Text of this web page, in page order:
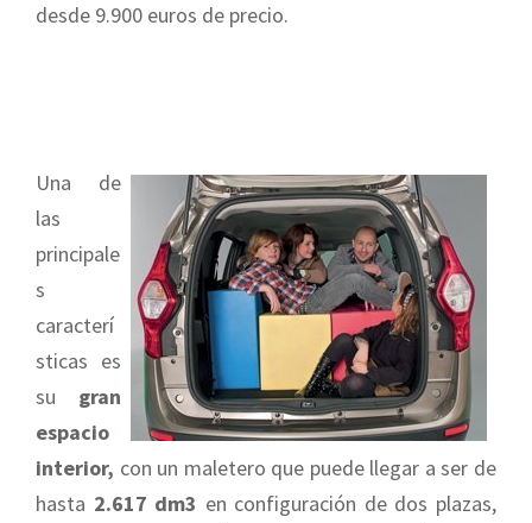
desde 9.900 euros de precio.
Una de
las
principale
s
caracterí
sticas es
su gran
espacio
interior, con un maletero que puede llegar a ser de
hasta 2.617 dm3 en configuración de dos plazas,